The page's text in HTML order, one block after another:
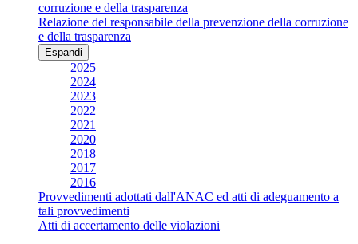
corruzione e della trasparenza
Relazione del responsabile della prevenzione della corruzione
e della trasparenza
Espandi
2025
2024
2023
2022
2021
2020
2018
2017
2016
Provvedimenti adottati dall'ANAC ed atti di adeguamento a
tali provvedimenti
Atti di accertamento delle violazioni